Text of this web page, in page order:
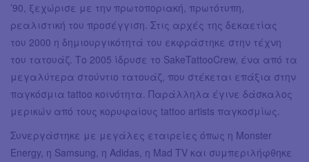
’90, ξεχώρισε με την πρωτοποριακή, πρωτότυπη,
ρεαλιστική του προσέγγιση. Στις αρχές της δεκαετίας
του 2000 η δημιουργικότητά του εκφράστηκε στην τέχνη
του τατουάζ. Το 2005 ίδρυσε το SakeTattooCrew, ένα από τα
μεγαλύτερα στούντιο τατουάζ, που στέκεται επάξια στην
παγκόσμια tattoo κοινότητα. Παράλληλα έγινε δάσκαλος
μερικών από τους κορυφαίους tattoo artists παγκοσμίως.
Συνεργάστηκε με μεγάλες εταιρείες όπως η Monster
Energy, η Samsung, η Adidas, η Mad TV και συμπεριλήφθηκε